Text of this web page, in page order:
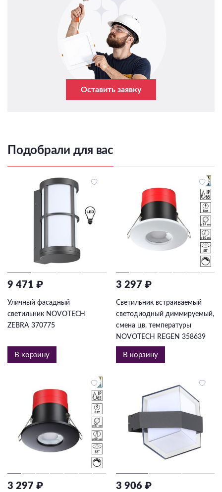
Оставить заявку
Подобрали для вас
9 471 ₽
Уличный фасадный
светильник NOVOTECH
ZEBRA 370775
В корзину
3 297 ₽
Светильник встраиваемый
светодиодный диммируемый,
смена цв. температуры
NOVOTECH REGEN 358639
В корзину
3 297 ₽ 3 906 ₽